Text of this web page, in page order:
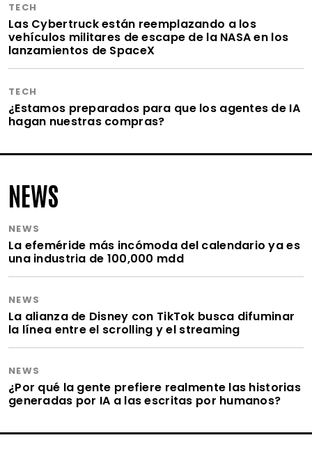
TECH
Las Cybertruck están reemplazando a los
vehículos militares de escape de la NASA en los
lanzamientos de SpaceX
TECH
¿Estamos preparados para que los agentes de IA
hagan nuestras compras?
NEWS
NEWS
La efeméride más incómoda del calendario ya es
una industria de 100,000 mdd
NEWS
La alianza de Disney con TikTok busca difuminar
la línea entre el scrolling y el streaming
NEWS
¿Por qué la gente prefiere realmente las historias
generadas por IA a las escritas por humanos?